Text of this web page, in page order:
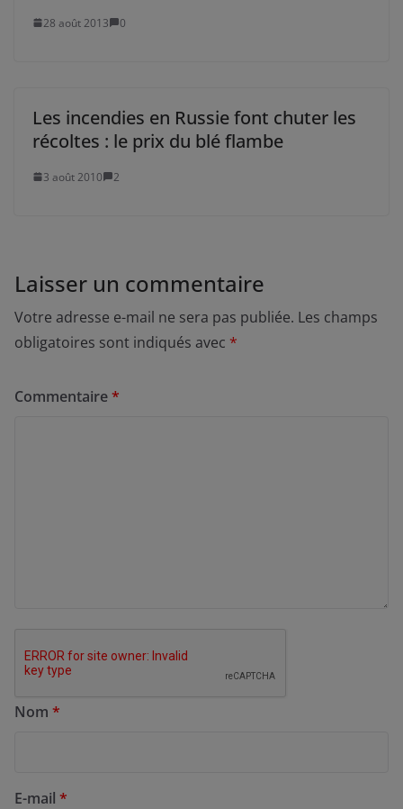
28 août 2013 0
Les incendies en Russie font chuter les
récoltes : le prix du blé flambe
3 août 2010 2
Laisser un commentaire
Votre adresse e-mail ne sera pas publiée. Les champs
obligatoires sont indiqués avec *
Commentaire*
Nom *
E-mail *